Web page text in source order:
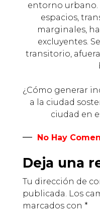
entorno urbano.
espacios,
marginales,
excluyentes.
transitorio,
¿Cómo generar
a la ciudad
ciudad en
No Hay
Deja una
Tu dirección de
publicada. Los
marcados con *